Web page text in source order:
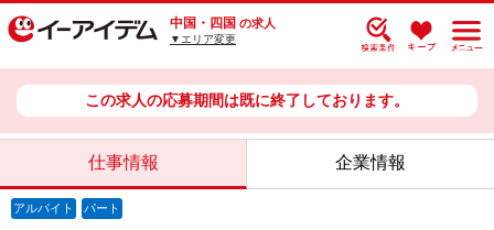
中国・四国 の求人
▼エリア変更
この求人の応募期間は既に終了しております。
仕事情報 企業情報
アルバイト パート